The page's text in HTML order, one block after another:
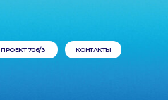
ПРОЕКТ 706/3 КОНТАКТЫ